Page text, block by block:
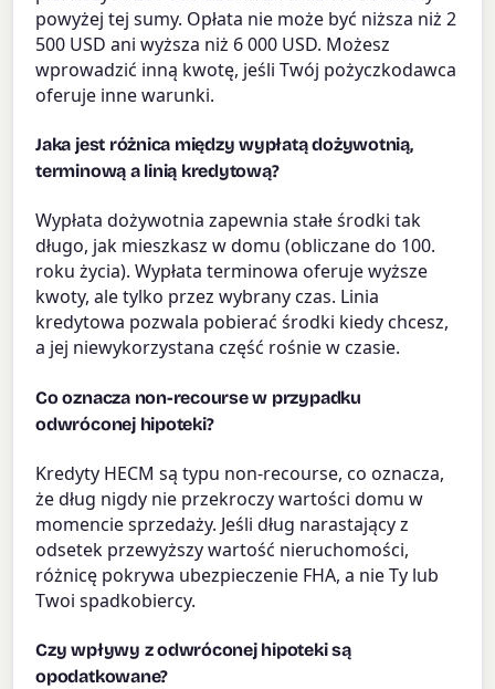
powyżej tej sumy. Opłata nie może być niższa niż 2
500 USD ani wyższa niż 6 000 USD. Możesz
wprowadzić inną kwotę, jeśli Twój pożyczkodawca
oferuje inne warunki.
Jaka jest różnica między wypłatą dożywotnią,
terminową a linią kredytową?
Wypłata dożywotnia zapewnia stałe środki tak
długo, jak mieszkasz w domu (obliczane do 100.
roku życia). Wypłata terminowa oferuje wyższe
kwoty, ale tylko przez wybrany czas. Linia
kredytowa pozwala pobierać środki kiedy chcesz,
a jej niewykorzystana część rośnie w czasie.
Co oznacza non-recourse w przypadku
odwróconej hipoteki?
Kredyty HECM są typu non-recourse, co oznacza,
że dług nigdy nie przekroczy wartości domu w
momencie sprzedaży. Jeśli dług narastający z
odsetek przewyższy wartość nieruchomości,
różnicę pokrywa ubezpieczenie FHA, a nie Ty lub
Twoi spadkobiercy.
Czy wpływy z odwróconej hipoteki są
opodatkowane?